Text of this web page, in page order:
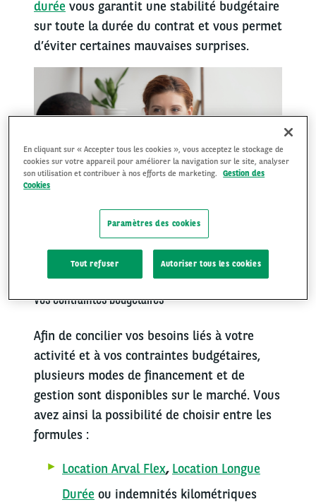
durée vous garantit une stabilité budgétaire
sur toute la durée du contrat et vous permet
d’éviter certaines mauvaises surprises.
Trouver la solution de financement la plus adaptée à
vos contraintes budgétaires
Afin de concilier vos besoins liés à votre
activité et à vos contraintes budgétaires,
plusieurs modes de financement et de
gestion sont disponibles sur le marché. Vous
avez ainsi la possibilité de choisir entre les
formules :
Location Arval Flex, Location Longue
Durée ou indemnités kilométriques
En cliquant sur « Accepter tous les cookies », vous acceptez le stockage de
cookies sur votre appareil pour améliorer la navigation sur le site, analyser
son utilisation et contribuer à nos efforts de marketing.
Gestion des
Cookies
Paramètres des cookies
Tout refuser Autoriser tous les cookies